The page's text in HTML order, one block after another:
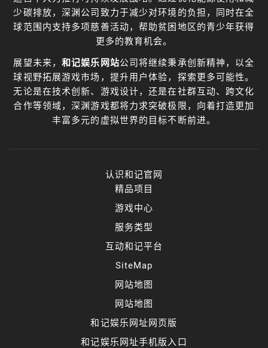
少碳排放，深渊公司致力于减少对环境的负担，同时在全
球范围内支持多项慈善活动，帮助贫困地区的青少年获得
更多的教育机会。
展望未来，和记娱乐网站公司将继续秉承创新精神，以全
球视野拓展游戏市场，提升用户体验，探索更多可能性。
无论是在技术创新、游戏设计，还是在社群互动、跨文化
合作等领域，深渊游戏都将力求突破极限，向着打造更加
丰富多元的虚拟世界的目标不断前进。
认识和记官网
精品项目
游戏中心
服务类型
互动和记平台
SiteMap
网站地图
网站地图
和记娱乐网址网页版
和记娱乐网址手机版入口